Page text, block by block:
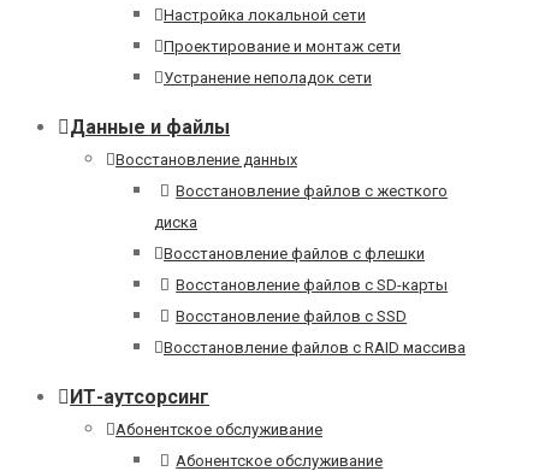
Настройка локальной сети
Проектирование и монтаж сети
Устранение неполадок сети
Данные и файлы
Восстановление данных
Восстановление файлов с жесткого
диска
Восстановление файлов с флешки
Восстановление файлов с SD-карты
Восстановление файлов с SSD
Восстановление файлов с RAID массива
ИТ-аутсорсинг
Абонентское обслуживание
Абонентское обслуживание